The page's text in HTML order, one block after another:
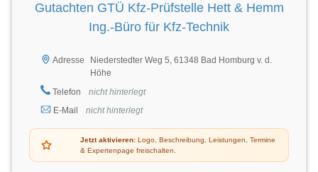
Gutachten GTÜ Kfz-Prüfstelle Hett & Hemm
Ing.-Büro für Kfz-Technik
Adresse
Niederstedter Weg 5, 61348 Bad Homburg v. d.
Höhe
Telefon
nicht hinterlegt
E-Mail
nicht hinterlegt
Jetzt aktivieren: Logo, Beschreibung, Leistungen, Termine
& Expertenpage freischalten.